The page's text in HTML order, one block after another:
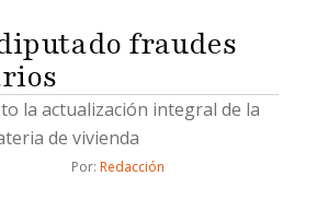
fraudes
la actualización integral de la
de vivienda
Por: Redacción